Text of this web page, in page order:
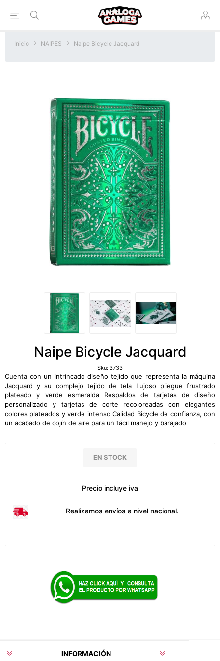
Inicio NAIPES Naipe Bicycle Jacquard
Naipe Bicycle Jacquard
Sku: 3733
Cuenta con un intrincado diseño tejido que representa la máquina
Jacquard y su complejo tejido de tela Lujoso pliegue frustrado
plateado y verde esmeralda Respaldos de tarjetas de diseño
personalizado y tarjetas de corte recoloreadas con elegantes
colores plateados y verde intenso Calidad Bicycle de confianza, con
un acabado de cojín de aire para un fácil manejo y barajado
EN STOCK
Precio incluye iva
Realizamos envíos a nivel nacional.
INFORMACIÓN